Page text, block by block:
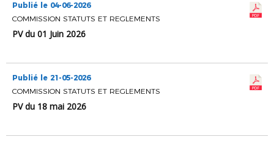
Publié le 04-06-2026
COMMISSION STATUTS ET REGLEMENTS
PV du 01 Juin 2026
Publié le 21-05-2026
COMMISSION STATUTS ET REGLEMENTS
PV du 18 mai 2026